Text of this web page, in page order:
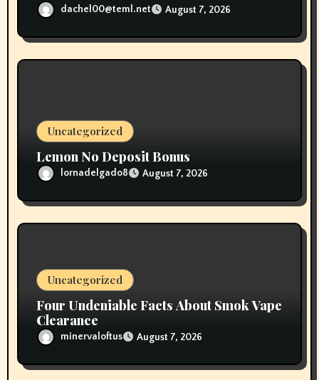
dachel00@teml.net August 7, 2026
Uncategorized
Lemon No Deposit Bonus
lornadelgado8 August 7, 2026
Uncategorized
Four Undeniable Facts About Smok Vape
Clearance
minervaloftus August 7, 2026